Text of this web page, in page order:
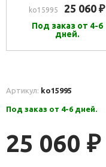
ko15995 25 060 ₽
Под заказ от 4-6
дней.
Артикул: ko15995
Под заказ от 4-6 дней.
25 060 ₽